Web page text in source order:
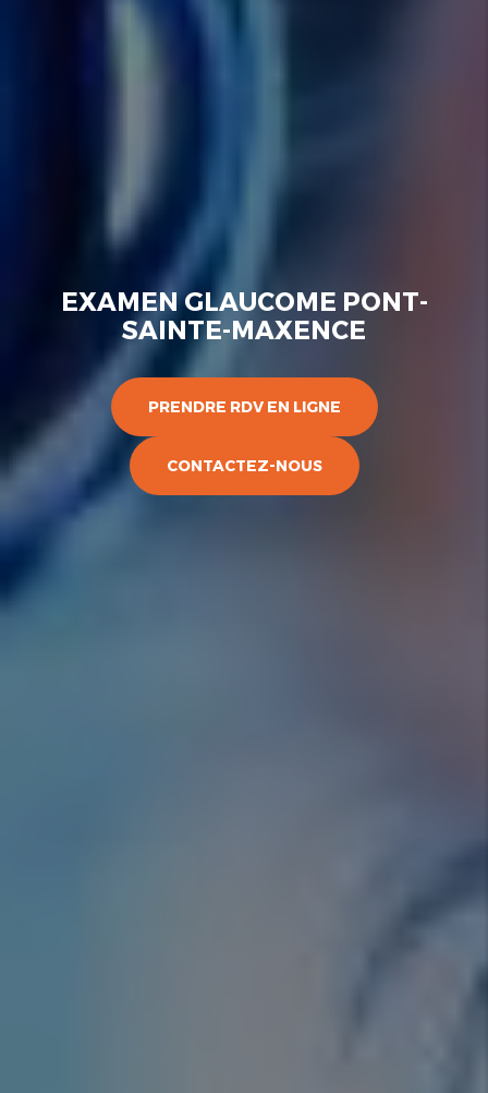
EXAMEN GLAUCOME PONT-
SAINTE-MAXENCE
PRENDRE RDV EN LIGNE
CONTACTEZ-NOUS